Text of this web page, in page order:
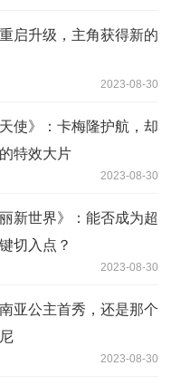
启升级，主角获得新的
2023-08-30
使》：卡梅隆护航，却
特效大片
2023-08-30
新世界》：能否成为超
切入点？
2023-08-30
亚公主首秀，还是那个
2023-08-30